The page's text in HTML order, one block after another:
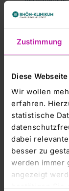
Zustimmung
Diese
Wir wollen
erfahren.
statistische
dabei
besser zu
werden immer
angezeigt
Experten
sind die
Zentrum
Arrest
werden
besprochen
Diese
bestmöglichen
in der invasiven